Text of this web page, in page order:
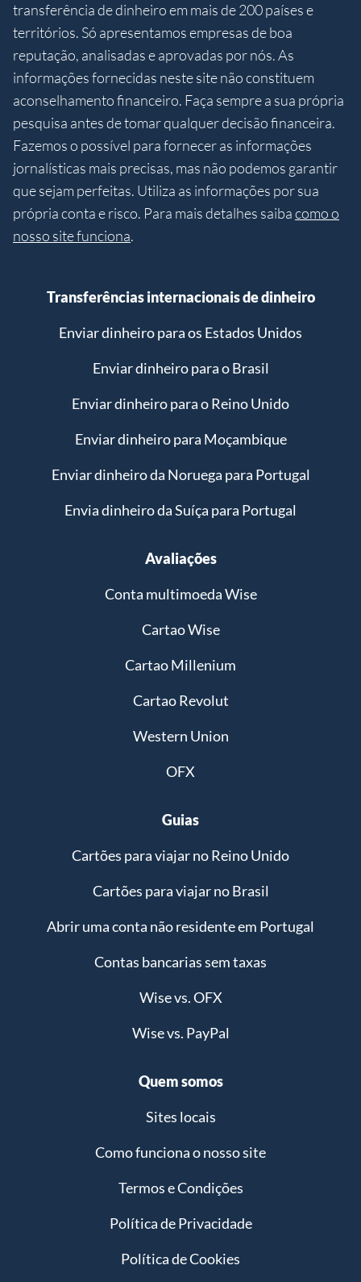
transferência de dinheiro em mais de 200 países e
territórios. Só apresentamos empresas de boa
reputação, analisadas e aprovadas por nós. As
informações fornecidas neste site não constituem
aconselhamento financeiro. Faça sempre a sua própria
pesquisa antes de tomar qualquer decisão financeira.
Fazemos o possível para fornecer as informações
jornalísticas mais precisas, mas não podemos garantir
que sejam perfeitas. Utiliza as informações por sua
própria conta e risco. Para mais detalhes saibacomo o
nosso site funciona.
Transferências internacionais de dinheiro
Enviar dinheiro para os Estados Unidos
Enviar dinheiro para o Brasil
Enviar dinheiro para o Reino Unido
Enviar dinheiro para Moçambique
Enviar dinheiro da Noruega para Portugal
Envia dinheiro da Suíça para Portugal
Avaliações
Conta multimoeda Wise
Cartao Wise
Cartao Millenium
Cartao Revolut
Western Union
OFX
Guias
Cartões para viajar no Reino Unido
Cartões para viajar no Brasil
Abrir uma conta não residente em Portugal
Contas bancarias sem taxas
Wise vs. OFX
Wise vs. PayPal
Quem somos
Sites locais
Como funciona o nosso site
Termos e Condições
Política de Privacidade
Política de Cookies